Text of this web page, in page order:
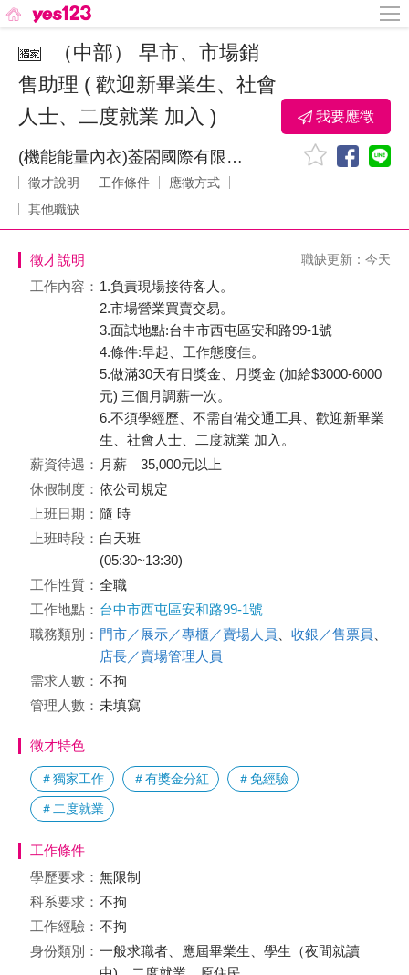
（中部） 早市、市場銷
售助理 ( 歡迎新畢業⽣、社會
⼈⼠、⼆度就業 加入 )
(機能能量內衣)菳閤國際有限公司
徵才說明 工作條件
應徵方式
其他職缺
我要應徵
徵才說明 職缺更新：今天
工作內容： 1.負責現場接待客⼈。
2.市場營業買賣交易。
3.⾯試地點:台中市⻄屯區安和路99-1號
4.條件:早起、⼯作態度佳。
5.做滿30天有⽇獎⾦、⽉獎⾦ (加給$3000-6000
元) 三個⽉調薪⼀次。
6.不須學經歷、不需⾃備交通⼯具、歡迎新畢業
⽣、社會⼈⼠、⼆度就業 加入。
薪資待遇： 月薪 35,000元以上
休假制度： 依公司規定
上班日期： 隨 時
上班時段： 白天班
(05:30~13:30)
工作性質： 全職
工作地點： 台中市西屯區安和路99-1號
職務類別： 門市／展示／專櫃／賣場人員 收銀／售票員
店長／賣場管理人員
需求人數： 不拘
管理人數： 未填寫
徵才特色
＃獨家工作 ＃有獎金分紅 ＃免經驗
＃二度就業
工作條件
學歷要求： 無限制
科系要求： 不拘
工作經驗： 不拘
身份類別： 一般求職者、應屆畢業生、學生（夜間就讀